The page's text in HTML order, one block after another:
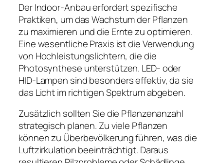
Der Indoor-Anbau erfordert spezifische
Praktiken, um das Wachstum der Pflanzen
zu maximieren und die Ernte zu optimieren.
Eine wesentliche Praxis ist die Verwendung
von Hochleistungslichtern, die die
Photosynthese unterstützen. LED- oder
HID-Lampen sind besonders effektiv, da sie
das Licht im richtigen Spektrum abgeben.
Zusätzlich sollten Sie die Pflanzenanzahl
strategisch planen. Zu viele Pflanzen
können zu Überbevölkerung führen, was die
Luftzirkulation beeinträchtigt. Daraus